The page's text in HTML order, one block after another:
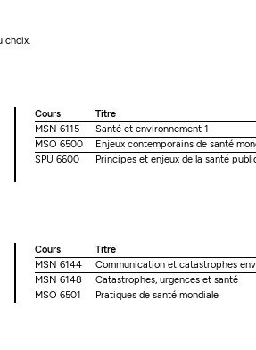
choix.
Cours Titre
MSN 6115
Santé et environnement 1
MSO 6500
Enjeux contemporains de santé
SPU 6600
Principes et enjeux de la santé
Cours Titre
MSN 6144
Communication et catastrophes
MSN 6148
Catastrophes, urgences et santé
MSO 6501
Pratiques de santé mondiale